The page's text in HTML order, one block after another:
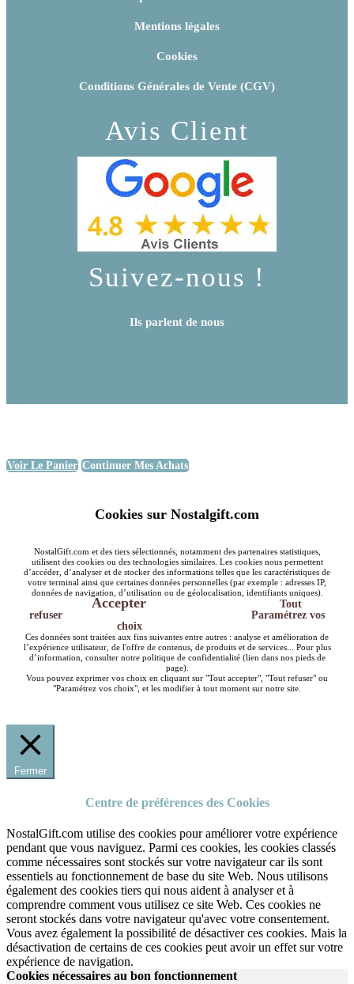
Mentions légales
Cookies
Conditions Générales de Vente (CGV)
Avis Client
Suivez-nous !
Ils parlent de nous
Voir Le Panier Continuer Mes Achats
Cookies sur Nostalgift.com
NostalGift.com et des tiers sélectionnés, notamment des partenaires statistiques,
utilisent des cookies ou des technologies similaires. Les cookies nous permettent
d’accéder, d’analyser et de stocker des informations telles que les caractéristiques de
votre terminal ainsi que certaines données personnelles (par exemple : adresses IP,
données de navigation, d’utilisation ou de géolocalisation, identifiants uniques).
Accepter
Tout
refuser
Paramétrez vos
choix
Ces données sont traitées aux fins suivantes entre autres : analyse et amélioration de
l’expérience utilisateur, de l'offre de contenus, de produits et de services... Pour plus
d’information, consulter notre politique de confidentialité (lien dans nos pieds de
page).
Vous pouvez exprimer vos choix en cliquant sur "Tout accepter", "Tout refuser" ou
"Paramétrez vos choix", et les modifier à tout moment sur notre site.
Fermer
Centre de préférences des Cookies
NostalGift.com utilise des cookies pour améliorer votre expérience
pendant que vous naviguez. Parmi ces cookies, les cookies classés
comme nécessaires sont stockés sur votre navigateur car ils sont
essentiels au fonctionnement de base du site Web. Nous utilisons
également des cookies tiers qui nous aident à analyser et à
comprendre comment vous utilisez ce site Web. Ces cookies ne
seront stockés dans votre navigateur qu'avec votre consentement.
Vous avez également la possibilité de désactiver ces cookies. Mais la
désactivation de certains de ces cookies peut avoir un effet sur votre
expérience de navigation.
Cookies nécessaires au bon fonctionnement